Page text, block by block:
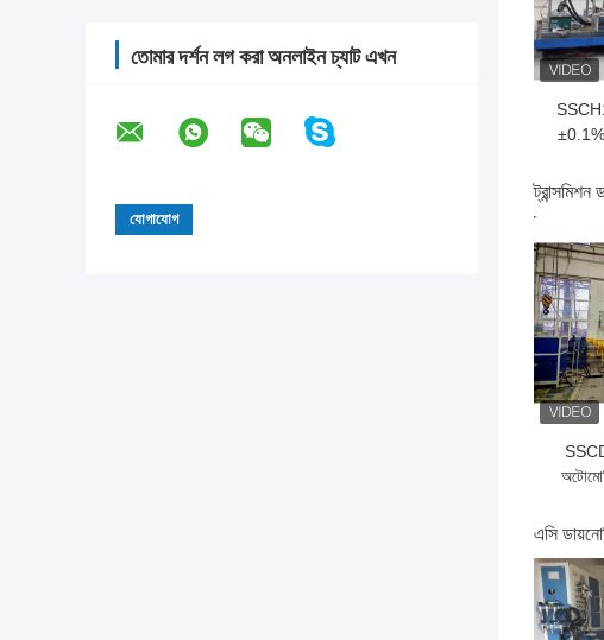
তোমার দর্শন লগ করা অনলাইন চ্যাট এখন
বৈদ্যুতিক
ট্রান্সমিশন
এসি
ভালো দাম